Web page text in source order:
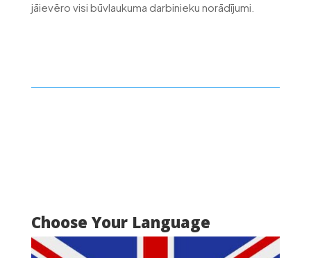
jāievēro visi būvlaukuma darbinieku norādījumi.
Choose Your Language